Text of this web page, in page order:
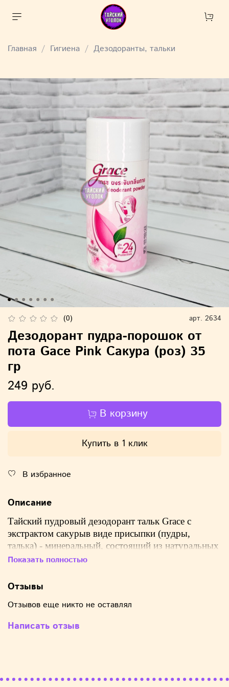
Главная Гигиена Дезодоранты, тальки
(0) арт. 2634
Дезодорант пудра-порошок от
пота Gace Pink Сакура (роз) 35
гр
249 руб.
В корзину
Купить в 1 клик
В избранное
Описание
Тайский пудровый дезодорант тальк Grace с
экстрактом сакурыв виде присыпки (пудры,
талька) - минеральный, состоящий из натуральных
компонентов, препятствует возникновению
Пудра подходит для мужчин, для женщин, для
беременных и кормящих матерей. Можно
Эффективен после интенсивных нагрузок, в том
Свойства:
Показать полностью
Отзывы
Отзывов еще никто не оставлял
Написать отзыв